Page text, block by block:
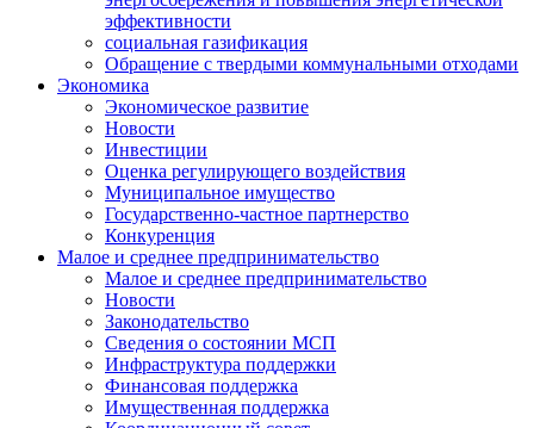
эффективности
социальная газификация
Обращение с твердыми коммунальными отходами
Экономика
Экономическое развитие
Новости
Инвестиции
Оценка регулирующего воздействия
Муниципальное имущество
Государственно-частное партнерство
Конкуренция
Малое и среднее предпринимательство
Малое и среднее предпринимательство
Новости
Законодательство
Сведения о состоянии МСП
Инфраструктура поддержки
Финансовая поддержка
Имущественная поддержка